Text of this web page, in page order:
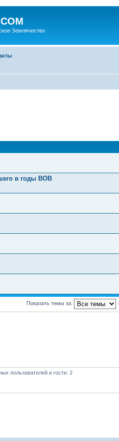
Землячество
в годы ВОВ
Показать темы за:
пользователей и гости: 2